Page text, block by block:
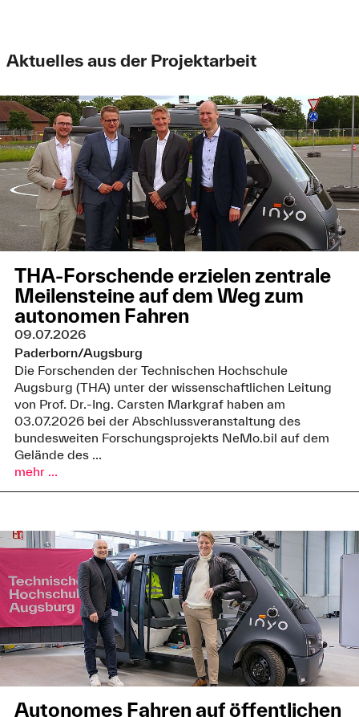
Aktuelles aus der Projektarbeit
THA-Forschende erzielen zentrale
Meilensteine auf dem Weg zum
autonomen Fahren
09.07.2026
Paderborn/Augsburg
Die Forschenden der Technischen Hochschule
Augsburg (THA) unter der wissenschaftlichen Leitung
von Prof. Dr.-Ing. Carsten Markgraf haben am
03.07.2026 bei der Abschlussveranstaltung des
bundesweiten Forschungsprojekts NeMo.bil auf dem
Gelände des ...
mehr ...
Autonomes Fahren auf öffentlichen